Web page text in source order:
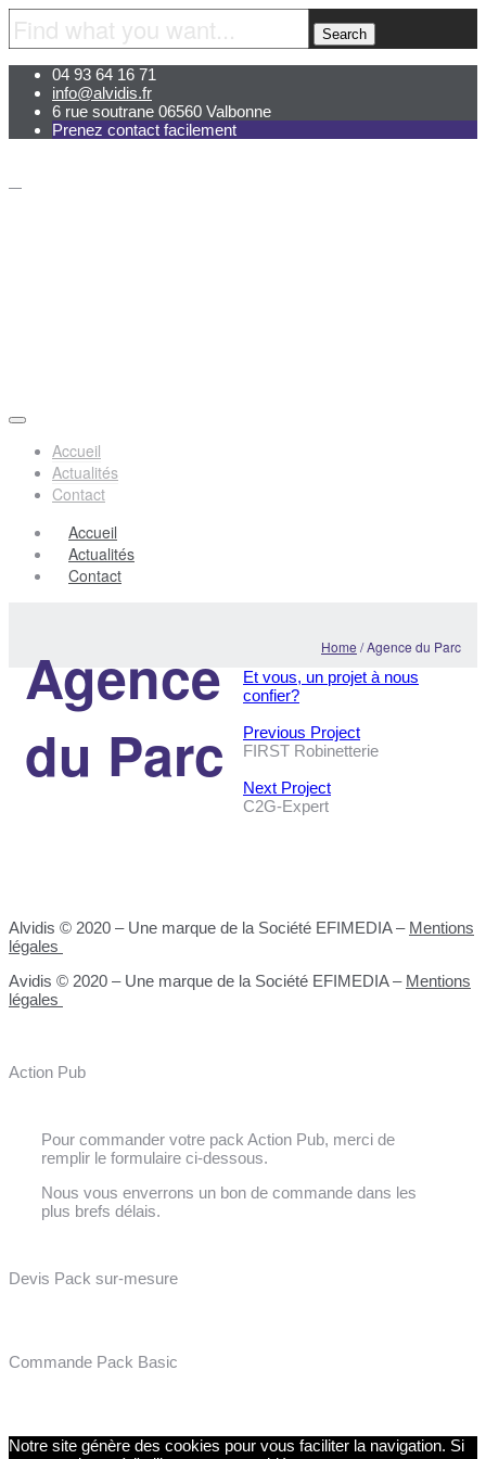
04 93 64 16 71
info@alvidis.fr
6 rue soutrane 06560 Valbonne
Prenez contact facilement
Accueil
Actualités
Contact
Accueil
Actualités
Contact
Agence
du Parc
Home /Agence du Parc
Et vous, un projet à nous
confier?
Previous Project
FIRST Robinetterie
Next Project
C2G-Expert
Alvidis © 2020 – Une marque de la Société EFIMEDIA – Mentions
légales
Avidis © 2020 – Une marque de la Société EFIMEDIA – Mentions
légales
Action Pub
Pour commander votre pack Action Pub, merci de
remplir le formulaire ci-dessous.
Nous vous enverrons un bon de commande dans les
plus brefs délais.
Devis Pack sur-mesure
Commande Pack Basic
Notre site génère des cookies pour vous faciliter la navigation. Si